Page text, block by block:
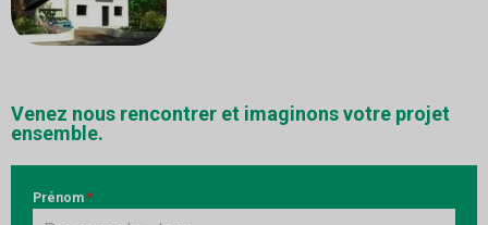
Venez nous rencontrer et imaginons votre projet
ensemble.
Prénom *